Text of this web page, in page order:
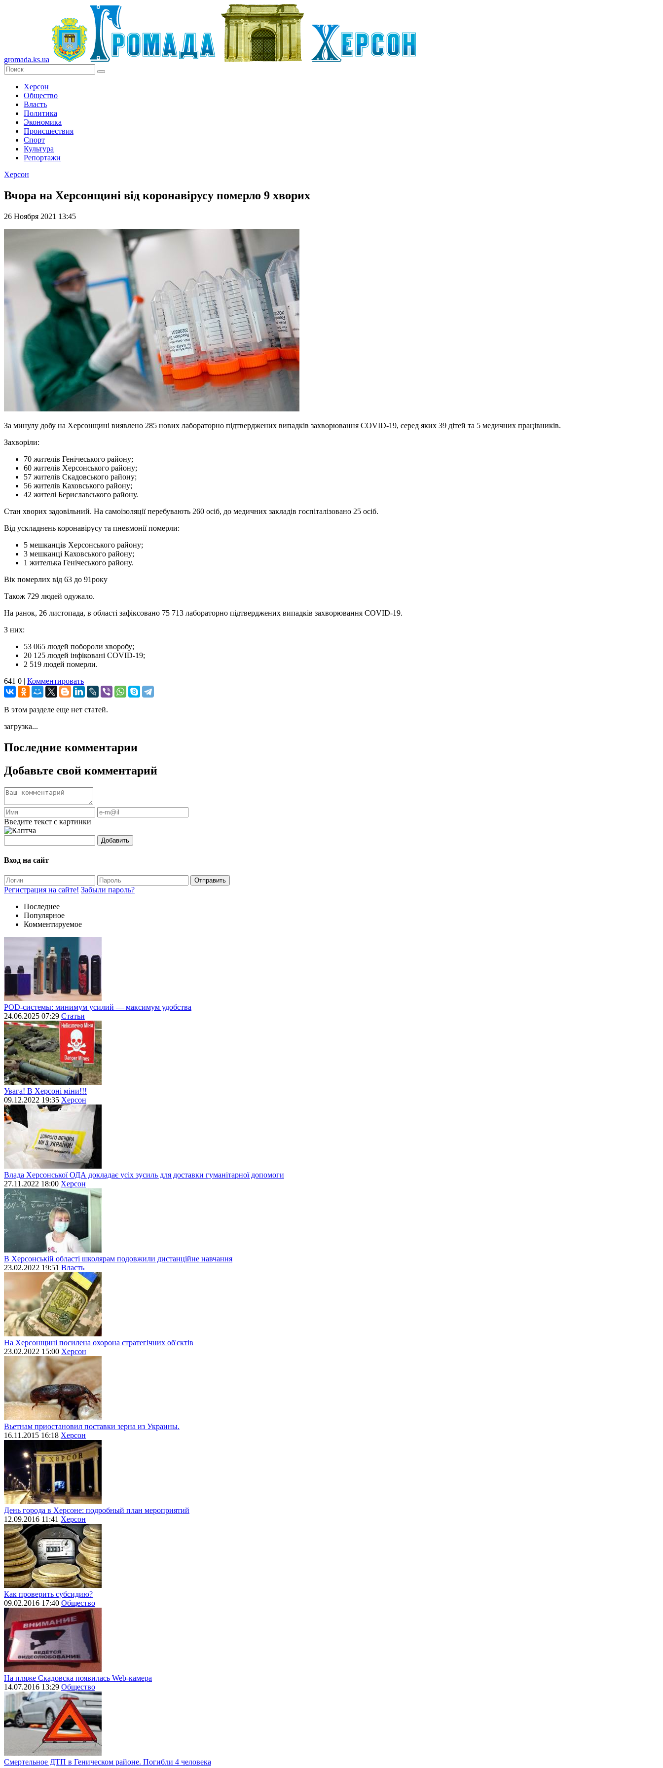
gromada.ks.ua
Херсон
Общество
Власть
Политика
Экономика
Происшествия
Спорт
Культура
Репортажи
Херсон
Вчора на Херсонщині від коронавірусу померло 9 хворих
26 Ноября 2021 13:45
За минулу добу на Херсонщині виявлено 285 нових лабораторно підтверджених випадків захворювання СОVID-19, серед яких 39 дітей та 5 медичних працівників.
Захворіли:
70 жителів Генічеського району;
60 жителів Херсонського району;
57 жителів Скадовського району;
56 жителів Каховського району;
42 жителі Бериславського району.
Стан хворих задовільний. На самоізоляції перебувають 260 осіб, до медичних закладів госпіталізовано 25 осіб.
Від ускладнень коронавірусу та пневмонії померли:
5 мешканців Херсонського району;
3 мешканці Каховського району;
1 жителька Генічеського району.
Вік померлих від 63 до 91року
Також 729 людей одужало.
На ранок, 26 листопада, в області зафіксовано 75 713 лабораторно підтверджених випадків захворювання СОVID-19.
З них:
53 065 людей побороли хворобу;
20 125 людей інфіковані СОVID-19;
2 519 людей померли.
641 0 | Комментировать
В этом разделе еще нет статей.
загрузка...
Последние комментарии
Добавьте свой комментарий
Введите текст с картинки
Добавить
Вход на сайт
Отправить
Регистрация на сайте! Забыли пароль?
Последнее
Популярное
Комментируемое
POD-системы: минимум усилий — максимум удобства
24.06.2025 07:29 Статьи
Увага! В Херсоні міни!!!
09.12.2022 19:35 Херсон
Влада Херсонської ОДА докладає усіх зусиль для доставки гуманітарної допомоги
27.11.2022 18:00 Херсон
В Херсонській області школярам подовжили дистанційне навчання
23.02.2022 19:51 Власть
На Херсонщині посилена охорона стратегічних об'єктів
23.02.2022 15:00 Херсон
Вьетнам приостановил поставки зерна из Украины.
16.11.2015 16:18 Херсон
День города в Херсоне: подробный план мероприятий
12.09.2016 11:41 Херсон
Как проверить субсидию?
09.02.2016 17:40 Общество
На пляже Скадовска появилась Web-камера
14.07.2016 13:29 Общество
Смертельное ДТП в Геническом районе. Погибли 4 человека